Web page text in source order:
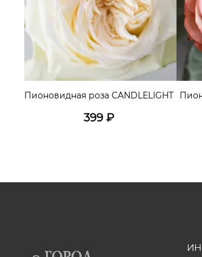
Пионовидная роза CANDLELIGHT
399 ₽